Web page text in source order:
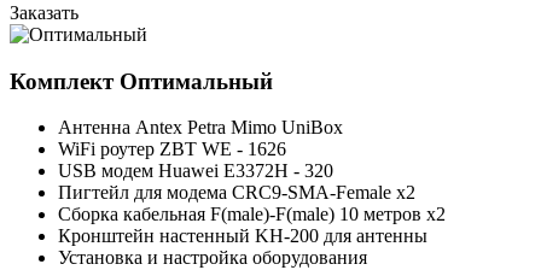
Заказать
Комплект Оптимальный
Антенна Antex Petra Mimo UniBox
WiFi роутер ZBT WE - 1626
USB модем Huawei E3372H - 320
Пигтейл для модема CRC9-SMA-Female x2
Сборка кабельная F(male)-F(male) 10 метров x2
Кронштейн настенный KH-200 для антенны
Установка и настройка оборудования